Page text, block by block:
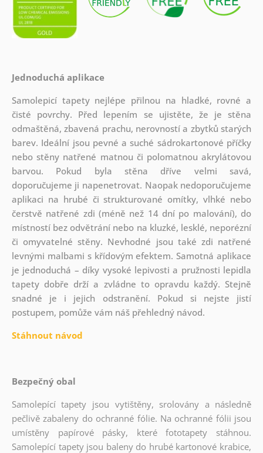
Jednoduchá aplikace
Samolepicí tapety nejlépe přilnou na hladké, rovné a
čisté povrchy. Před lepením se ujistěte, že je stěna
odmaštěná, zbavená prachu, nerovností a zbytků starých
barev. Ideální jsou pevné a suché sádrokartonové příčky
nebo stěny natřené matnou či polomatnou akrylátovou
barvou. Pokud byla stěna dříve velmi savá,
doporučujeme ji napenetrovat. Naopak nedoporučujeme
aplikaci na hrubé či strukturované omítky, vlhké nebo
čerstvě natřené zdi (méně než 14 dní po malování), do
místností bez odvětrání nebo na kluzké, lesklé, neporézní
či omyvatelné stěny. Nevhodné jsou také zdi natřené
levnými malbami s křídovým efektem. Samotná aplikace
je jednoduchá – díky vysoké lepivosti a pružnosti lepidla
tapety dobře drží a zvládne to opravdu každý. Stejně
snadné je i jejich odstranění. Pokud si nejste jistí
postupem, pomůže vám náš přehledný návod.
Stáhnout návod
Bezpečný obal
Samolepící tapety jsou vytištěny, srolovány a následně
pečlivě zabaleny do ochranné fólie. Na ochranné fólii jsou
umístěny papírové pásky, které fototapety stáhnou.
Samolepící tapety jsou baleny do hrubé kartonové krabice,